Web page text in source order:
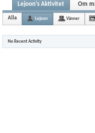
Lejoon's Aktivitet Om
Alla Lejoon Vänner
No Recent Activity